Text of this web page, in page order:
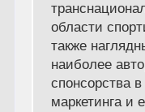
области
также
наиболее
спонсорства
маркетинга и